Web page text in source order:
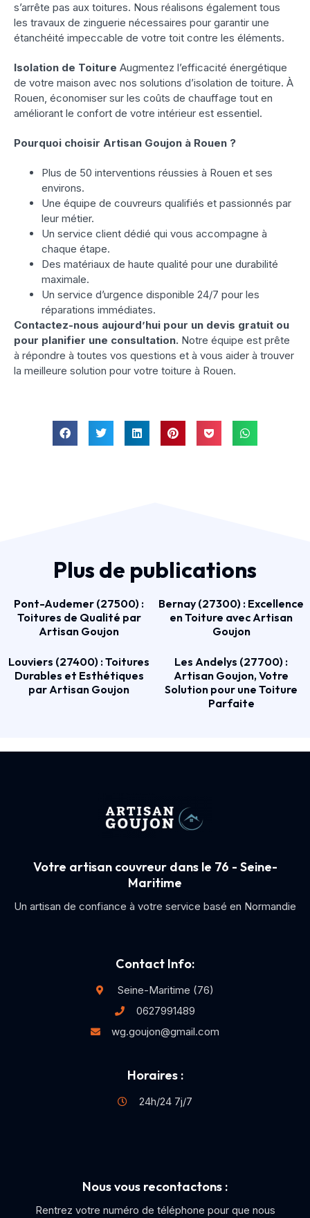
s’arrête pas aux toitures. Nous réalisons également tous
les travaux de zinguerie nécessaires pour garantir une
étanchéité impeccable de votre toit contre les éléments.
Isolation de Toiture Augmentez l’efficacité énergétique
de votre maison avec nos solutions d’isolation de toiture. À
Rouen, économiser sur les coûts de chauffage tout en
améliorant le confort de votre intérieur est essentiel.
Pourquoi choisir Artisan Goujon à Rouen ?
Plus de 50 interventions réussies à Rouen et ses
environs.
Une équipe de couvreurs qualifiés et passionnés par
leur métier.
Un service client dédié qui vous accompagne à
chaque étape.
Des matériaux de haute qualité pour une durabilité
maximale.
Un service d’urgence disponible 24/7 pour les
réparations immédiates.
Contactez-nous aujourd’hui pour un devis gratuit ou
pour planifier une consultation. Notre équipe est prête
à répondre à toutes vos questions et à vous aider à trouver
la meilleure solution pour votre toiture à Rouen.
Plus de publications
Pont-Audemer (27500) :
Toitures de Qualité par
Artisan Goujon
Bernay (27300) : Excellence
en Toiture avec Artisan
Goujon
Louviers (27400) : Toitures
Durables et Esthétiques
par Artisan Goujon
Les Andelys (27700) :
Artisan Goujon, Votre
Solution pour une Toiture
Parfaite
Votre artisan couvreur dans le 76 - Seine-
Maritime
Un artisan de confiance à votre service basé en Normandie
Contact Info:
Seine-Maritime (76)
0627991489
wg.goujon@gmail.com
Horaires :
24h/24 7j/7
Nous vous recontactons :
Rentrez votre numéro de téléphone pour que nous